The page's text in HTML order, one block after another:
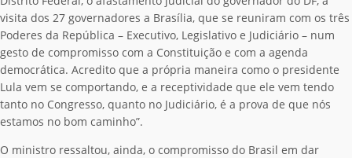
visita dos 27 governadores a Brasília, que se reuniram com os três
Poderes da República – Executivo, Legislativo e Judiciário – num
gesto de compromisso com a Constituição e com a agenda
democrática. Acredito que a própria maneira como o presidente
Lula vem se comportando, e a receptividade que ele vem tendo
tanto no Congresso, quanto no Judiciário, é a prova de que nós
estamos no bom caminho”.
O ministro ressaltou, ainda, o compromisso do Brasil em dar